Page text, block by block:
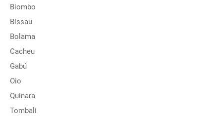
Biombo
Bissau
Bolama
Cacheu
Gabú
Oio
Quinara
Tombali